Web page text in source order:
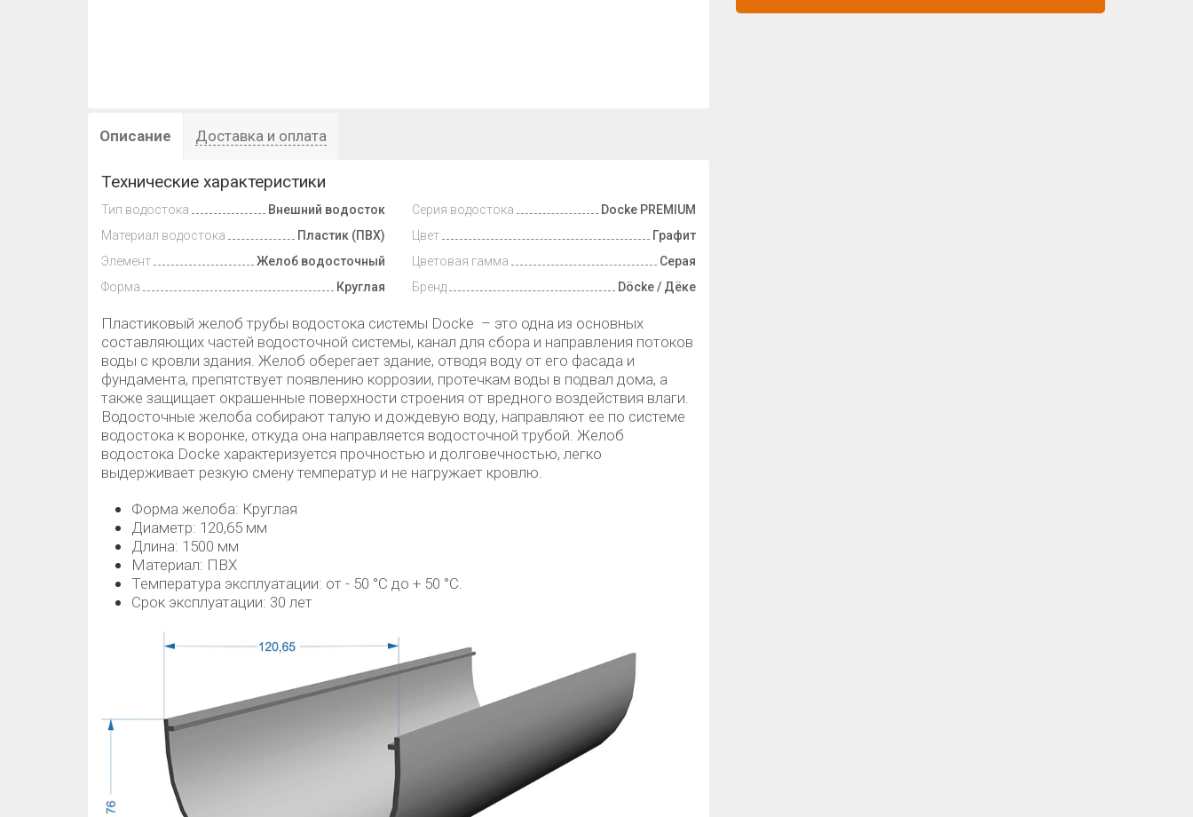
Описание Доставка и оплата
Технические характеристики
Тип водостока
Внешний водосток
Материал водостока
Пластик (ПВХ)
Элемент
Желоб водосточный
Форма
Круглая
Серия водостока
Docke PREMIUM
Цвет
Графит
Цветовая гамма
Серая
Бренд
Döcke / Дёке
Пластиковый желоб трубы водостока системы Docke – это одна из основных
составляющих частей водосточной системы, канал для сбора и направления потоков
воды с кровли здания. Желоб оберегает здание, отводя воду от его фасада и
фундамента, препятствует появлению коррозии, протечкам воды в подвал дома, а
также защищает окрашенные поверхности строения от вредного воздействия влаги.
Водосточные желоба собирают талую и дождевую воду, направляют ее по системе
водостока к воронке, откуда она направляется водосточной трубой. Желоб
водостока Docke характеризуется прочностью и долговечностью, легко
выдерживает резкую смену температур и не нагружает кровлю.
Форма желоба: Круглая
Диаметр: 120,65 мм
Длина: 1500 мм
Материал: ПВХ
Температура эксплуатации: от - 50 °C до + 50 °C.
Срок эксплуатации: 30 лет